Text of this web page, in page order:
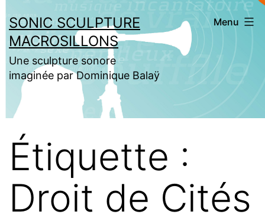
au
contenu
SONIC SCULPTURE
MACROSILLONS
Une sculpture sonore
imaginée par Dominique Balaÿ
Menu
Étiquette :
Droit de Cités